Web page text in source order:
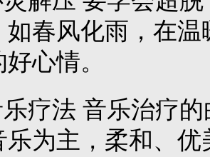
如春风化雨，在
心情。
法 音乐治疗的
乐为主，柔和、